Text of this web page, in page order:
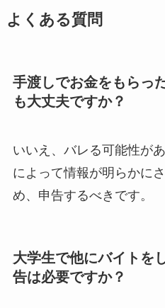
よくある質問
手渡しでお金をもらっ
も大丈夫ですか？
いいえ、バレる可能性が
によって情報が明らかに
め、申告するべきです。
大学生で他にバイトを
告は必要ですか？